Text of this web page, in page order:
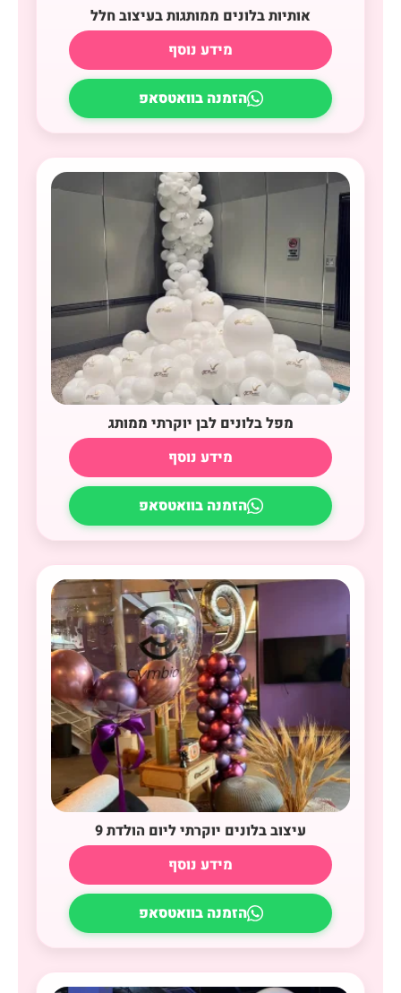
אותיות בלונים ממותגות בעיצוב חלל
מידע נוסף
הזמנה בוואטסאפ
מפל בלונים לבן יוקרתי ממותג
מידע נוסף
הזמנה בוואטסאפ
עיצוב בלונים יוקרתי ליום הולדת 9
מידע נוסף
הזמנה בוואטסאפ